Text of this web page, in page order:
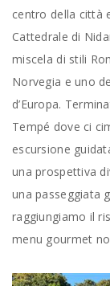
centro della città
Cattedrale di
miscela di stili
Norvegia e uno
d’Europa.
Tempé dove ci
escursione
una prospettiva
una passeggiata
raggiungiamo il
menu gourmet